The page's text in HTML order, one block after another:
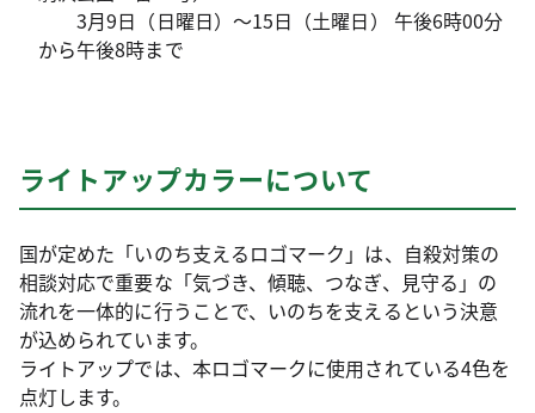
3月9日（日曜日）～15日（土曜日） 午後6時00分
から午後8時まで
ライトアップカラーについて
国が定めた「いのち支えるロゴマーク」は、自殺対策の
相談対応で重要な「気づき、傾聴、つなぎ、見守る」の
流れを一体的に行うことで、いのちを支えるという決意
が込められています。
ライトアップでは、本ロゴマークに使用されている4色を
点灯します。